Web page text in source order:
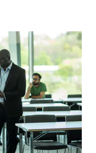
ke tingkat
universitas
yang
dapat
tahun. Ini
master